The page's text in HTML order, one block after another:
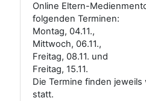
Online Eltern-
folgenden Terminen:
Montag, 04.11.,
Mittwoch, 06.11.,
Freitag, 08.11. und
Freitag, 15.11.
Die Termine finden jeweils
statt.